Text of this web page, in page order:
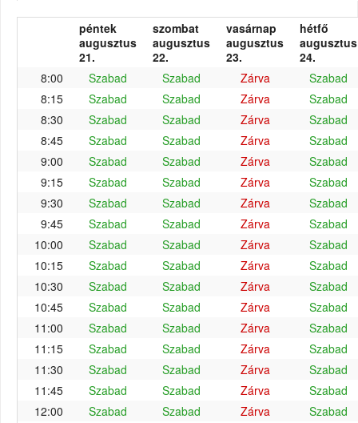
péntek
augusztus
21.
szombat
augusztus
22.
vasárnap
augusztus
23.
hétfő
augusztus
24.
8:00
Szabad Szabad Zárva
Szabad
8:15
Szabad Szabad Zárva
Szabad
8:30
Szabad Szabad Zárva
Szabad
8:45
Szabad Szabad Zárva
Szabad
9:00
Szabad Szabad Zárva
Szabad
9:15
Szabad Szabad Zárva
Szabad
9:30
Szabad Szabad Zárva
Szabad
9:45
Szabad Szabad Zárva
Szabad
10:00
Szabad Szabad Zárva
Szabad
10:15
Szabad Szabad Zárva
Szabad
10:30
Szabad Szabad Zárva
Szabad
10:45
Szabad Szabad Zárva
Szabad
11:00
Szabad Szabad Zárva
Szabad
11:15
Szabad Szabad Zárva
Szabad
11:30
Szabad Szabad Zárva
Szabad
11:45
Szabad Szabad Zárva
Szabad
12:00
Szabad Szabad Zárva
Szabad